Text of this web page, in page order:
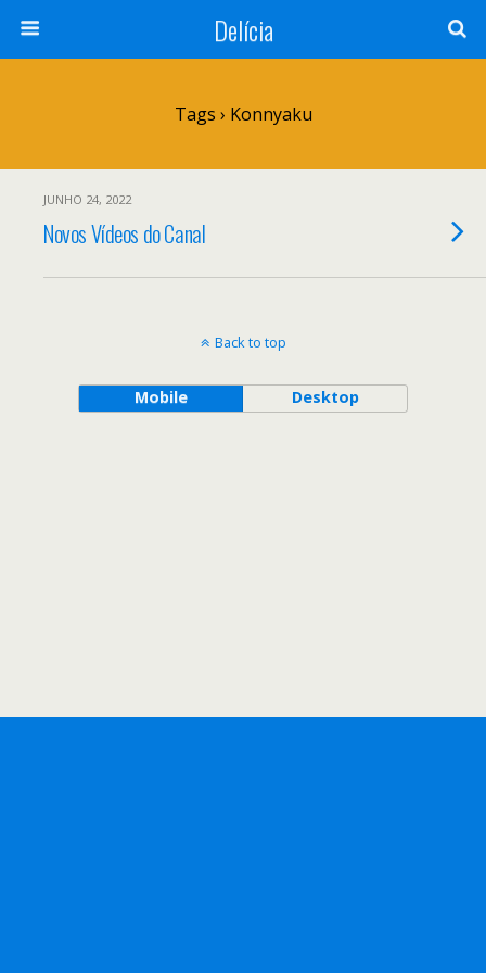
Delícia
Tags › Konnyaku
JUNHO 24, 2022
Novos Vídeos do Canal
Back to top
Mobile Desktop